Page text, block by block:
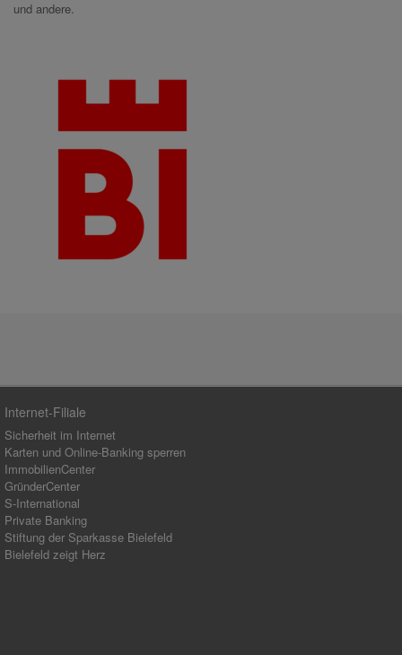
und andere.
Internet-Filiale
Sicherheit im Internet
Karten und Online-Banking sperren
ImmobilienCenter
GründerCenter
S-International
Private Banking
Stiftung der Sparkasse Bielefeld
Bielefeld zeigt Herz